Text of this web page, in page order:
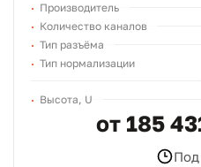
Производитель
Количество каналов
Тип разъёма
Тип нормализации
Высота, U
от 185
Под